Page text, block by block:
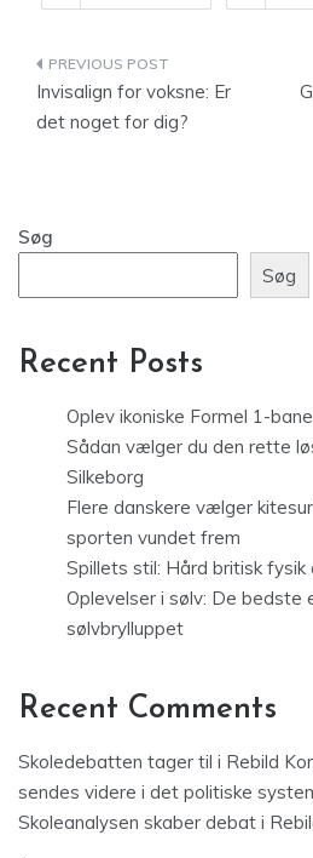
Indlægsnavigation
Invisalign for voksne: Er
det noget for dig?
Søg
Søg
Recent Posts
Oplev ikoniske Formel 1-
Sådan vælger du den rette
Silkeborg
Flere danskere vælger
sporten vundet frem
Spillets stil: Hård britisk fysik
Oplevelser i sølv: De bedste
sølvbrylluppet
Recent Comments
Skoledebatten tager til i Rebild
sendes videre i det politiske
Skoleanalysen skaber debat i